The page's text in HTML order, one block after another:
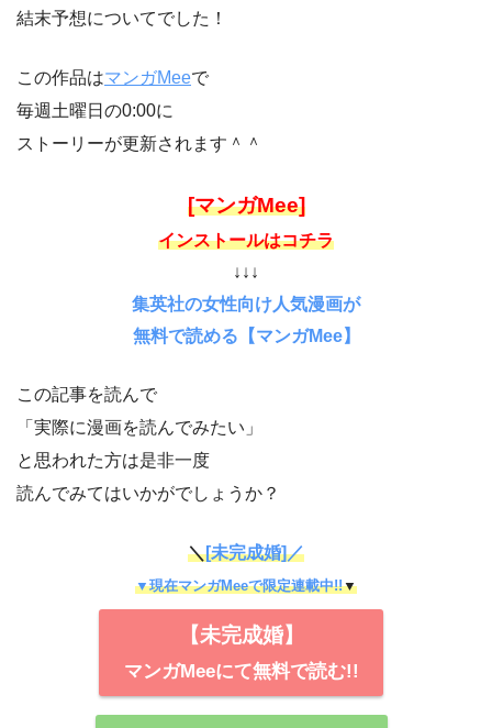
結末予想についてでした！
この作品はマンガMeeで
毎週土曜日の0:00に
ストーリーが更新されます＾＾
[マンガMee]
インストールはコチラ
↓↓↓
集英社の女性向け人気漫画が
無料で読める【マンガMee】
この記事を読んで
「実際に漫画を読んでみたい」
と思われた方は是非一度
読んでみてはいかがでしょうか？
＼[未完成婚]／
▼現在マンガMeeで限定連載中!!▼
【未完成婚】
マンガMeeにて無料で読む!!